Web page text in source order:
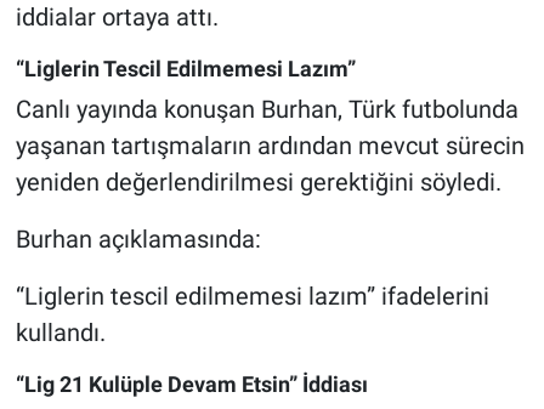
iddialar ortaya attı.
“Liglerin Tescil Edilmemesi Lazım”
Canlı yayında konuşan Burhan, Türk futbolunda
yaşanan tartışmaların ardından mevcut sürecin
yeniden değerlendirilmesi gerektiğini söyledi.
Burhan açıklamasında:
“Liglerin tescil edilmemesi lazım” ifadelerini
kullandı.
“Lig 21 Kulüple Devam Etsin” İddiası